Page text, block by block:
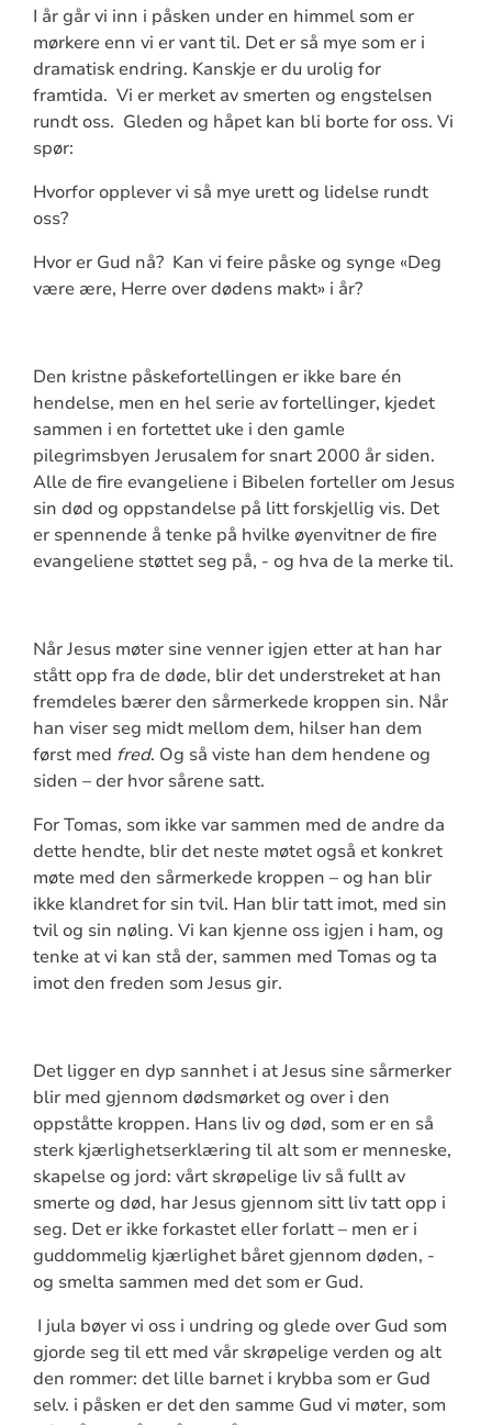
I år går vi inn i påsken under en himmel som er
mørkere enn vi er vant til. Det er så mye som er i
dramatisk endring. Kanskje er du urolig for
framtida. Vi er merket av smerten og engstelsen
rundt oss. Gleden og håpet kan bli borte for oss. Vi
spør:
Hvorfor opplever vi så mye urett og lidelse rundt
oss?
Hvor er Gud nå? Kan vi feire påske og synge «Deg
være ære, Herre over dødens makt» i år?
Den kristne påskefortellingen er ikke bare én
hendelse, men en hel serie av fortellinger, kjedet
sammen i en fortettet uke i den gamle
pilegrimsbyen Jerusalem for snart 2000 år siden.
Alle de fire evangeliene i Bibelen forteller om Jesus
sin død og oppstandelse på litt forskjellig vis. Det
er spennende å tenke på hvilke øyenvitner de fire
evangeliene støttet seg på, - og hva de la merke til.
Når Jesus møter sine venner igjen etter at han har
stått opp fra de døde, blir det understreket at han
fremdeles bærer den sårmerkede kroppen sin. Når
han viser seg midt mellom dem, hilser han dem
først med fred. Og så viste han dem hendene og
siden – der hvor sårene satt.
For Tomas, som ikke var sammen med de andre da
dette hendte, blir det neste møtet også et konkret
møte med den sårmerkede kroppen – og han blir
ikke klandret for sin tvil. Han blir tatt imot, med sin
tvil og sin nøling. Vi kan kjenne oss igjen i ham, og
tenke at vi kan stå der, sammen med Tomas og ta
imot den freden som Jesus gir.
Det ligger en dyp sannhet i at Jesus sine sårmerker
blir med gjennom dødsmørket og over i den
oppståtte kroppen. Hans liv og død, som er en så
sterk kjærlighetserklæring til alt som er menneske,
skapelse og jord: vårt skrøpelige liv så fullt av
smerte og død, har Jesus gjennom sitt liv tatt opp i
seg. Det er ikke forkastet eller forlatt – men er i
guddommelig kjærlighet båret gjennom døden, -
og smelta sammen med det som er Gud.
I jula bøyer vi oss i undring og glede over Gud som
gjorde seg til ett med vår skrøpelige verden og alt
den rommer: det lille barnet i krybba som er Gud
selv. i påsken er det den samme Gud vi møter, som